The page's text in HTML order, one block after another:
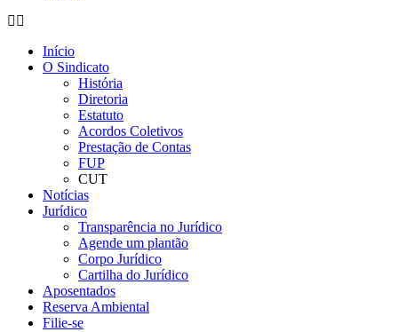
Início
O Sindicato
História
Diretoria
Estatuto
Acordos Coletivos
Prestação de Contas
FUP
CUT
Notícias
Jurídico
Transparência no Jurídico
Agende um plantão
Corpo Jurídico
Cartilha do Jurídico
Aposentados
Reserva Ambiental
Filie-se